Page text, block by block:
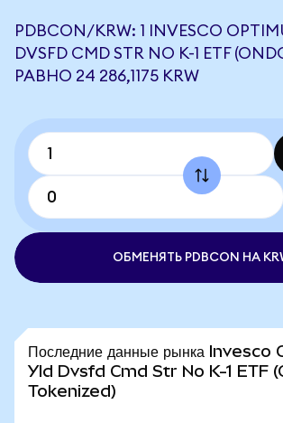
PDBCON/KRW: 1 INVESCO
DVSFD CMD STR NO K-1 ETF
РАВНО 24 286,1175 KRW
ОБМЕНЯТЬ PDBCON НА
Последние данные рынка
Yld Dvsfd Cmd Str No K-1 ETF
Tokenized)